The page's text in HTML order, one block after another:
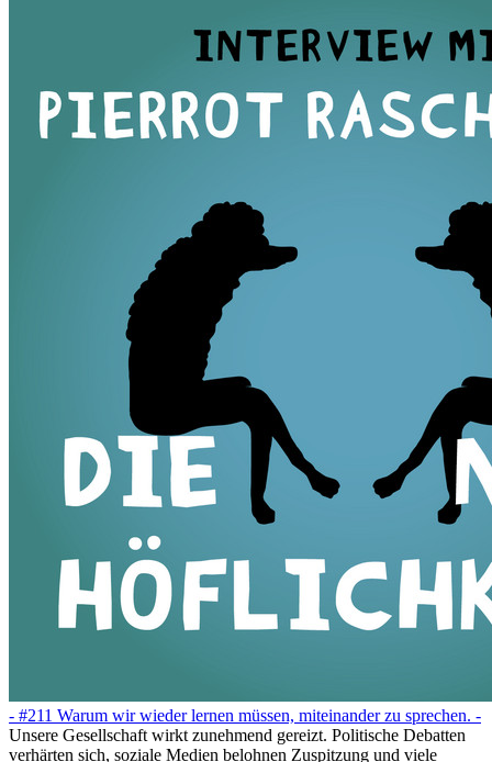
- #211 Warum wir wieder lernen müssen, miteinander zu sprechen. -
Unsere Gesellschaft wirkt zunehmend gereizt. Politische Debatten
verhärten sich, soziale Medien belohnen Zuspitzung und viele